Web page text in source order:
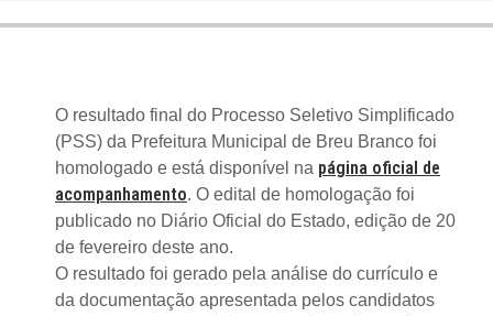
O resultado final do Processo Seletivo Simplificado
(PSS) da Prefeitura Municipal de Breu Branco foi
homologado e está disponível na página oficial de
acompanhamento. O edital de homologação foi
publicado no Diário Oficial do Estado, edição de 20
de fevereiro deste ano.
O resultado foi gerado pela análise do currículo e
da documentação apresentada pelos candidatos